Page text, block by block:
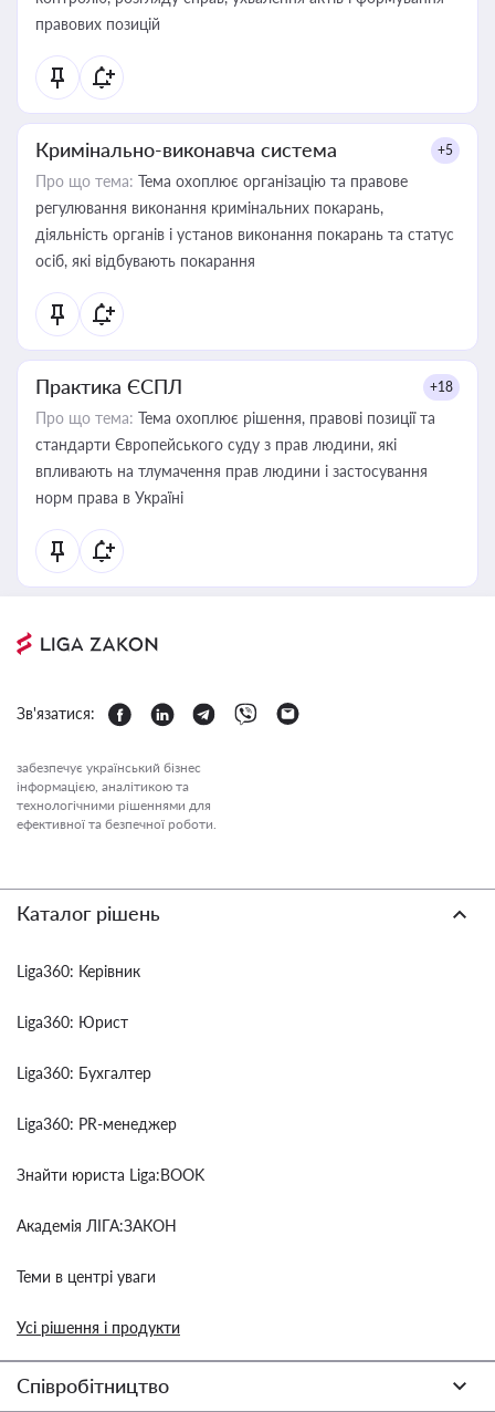
правових позицій
Кримінально-виконавча система +5
Про що тема: Тема охоплює організацію та правове
регулювання виконання кримінальних покарань,
діяльність органів і установ виконання покарань та статус
осіб, які відбувають покарання
Практика ЄСПЛ +18
Про що тема: Тема охоплює рішення, правові позиції та
стандарти Європейського суду з прав людини, які
впливають на тлумачення прав людини і застосування
норм права в Україні
Зв'язатися:
забезпечує український бізнес
інформацією, аналітикою та
технологічними рішеннями для
ефективної та безпечної роботи.
Каталог рішень
Liga360: Керівник
Liga360: Юрист
Liga360: Бухгалтер
Liga360: PR-менеджер
Знайти юриста Liga:BOOK
Академія ЛІГА:ЗАКОН
Теми в центрі уваги
Усі рішення і продукти
Співробітництво